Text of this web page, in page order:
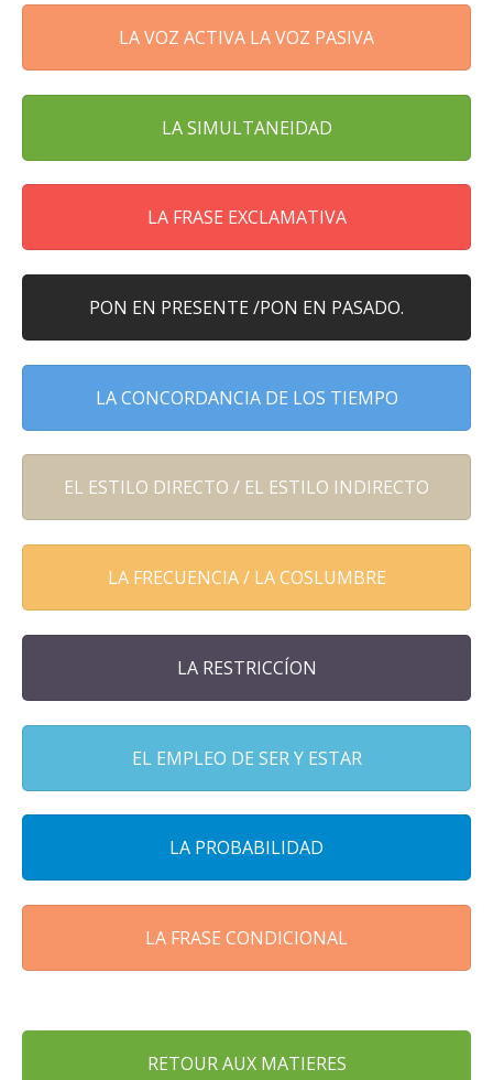
LA VOZ ACTIVA LA VOZ PASIVA
LA SIMULTANEIDAD
LA FRASE EXCLAMATIVA
PON EN PRESENTE /PON EN PASADO.
LA CONCORDANCIA DE LOS TIEMPO
EL ESTILO DIRECTO / EL ESTILO INDIRECTO
LA FRECUENCIA / LA COSLUMBRE
LA RESTRICCÍON
EL EMPLEO DE SER Y ESTAR
LA PROBABILIDAD
LA FRASE CONDICIONAL
RETOUR AUX MATIERES